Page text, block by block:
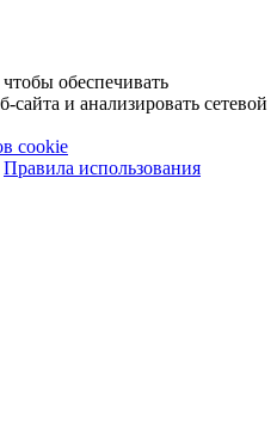
обеспечивать
и анализировать сетевой
cookie
Правила использования